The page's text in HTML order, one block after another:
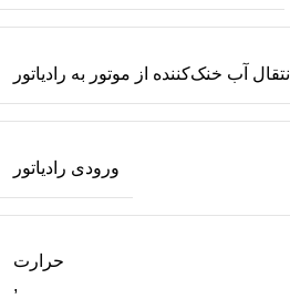
انتقال آب خنک‌کننده از موتور به رادیاتور
ورودی رادیاتور
حرارت
,